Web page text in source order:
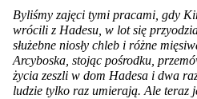
Byliśmy zajęci tymi pracami, gdy
wrócili z Hadesu, w lot się
służebne niosły chleb i różne
Arcyboska, stojąc pośrodku,
życia zeszli w dom Hadesa i dwa
ludzie tylko raz umierają. Ale teraz